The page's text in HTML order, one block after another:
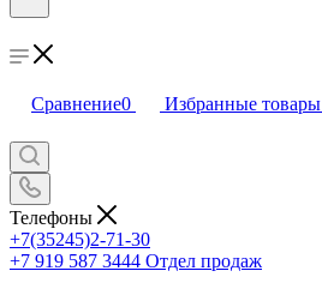
Сравнение0 Избранные товары
Телефоны
+7(35245)2-71-30
+7 919 587 3444 Отдел продаж